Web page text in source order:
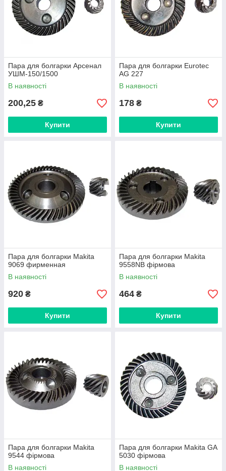
Пара для болгарки Арсенал
УШМ-150/1500
В наявності
200,25 ₴
Купити
Пара для болгарки Eurotec
AG 227
В наявності
178 ₴
Купити
Пара для болгарки Makita
9069 фирменная
В наявності
920 ₴
Купити
Пара для болгарки Makita
9558NB фірмова
В наявності
464 ₴
Купити
Пара для болгарки Makita
9544 фірмова
В наявності
Пара для болгарки Makita GA
5030 фірмова
В наявності